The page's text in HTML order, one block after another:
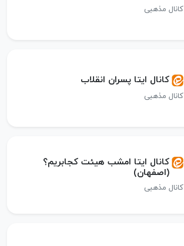
کانال مذهبی
کانال ایتا پسران انقلاب
کانال مذهبی
کانال ایتا امشب هیئت کجابریم؟
(اصفهان)
کانال مذهبی